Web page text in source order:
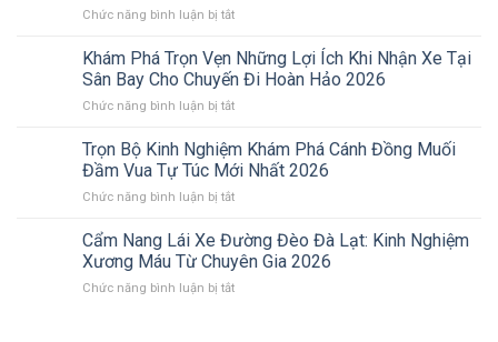
Mỹ:
Tác
Thiên
Nhiên
Giữa
Đất
Võ
Chức năng bình luận bị tắtở
Phá
Hồ
Núi
Một
Nhơn
Tân:
Tác
Nhiên
Giữa
Xứ
Khám Phá Trọn Vẹn Những Lợi Ích Khi Nhận Xe Tại
Sân Bay Cho Chuyến Đi Hoàn Hảo 2026
Chức năng bình luận bị tắtở
Phá
Trọn
Vẹn
Những
Ích
Khi
Nhận
Xe
Trọn Bộ Kinh Nghiệm Khám Phá Cánh Đồng Muối
Đầm Vua Tự Túc Mới Nhất 2026
Chức năng bình luận bị tắtở
Bộ
Kinh
Nghiệm
Khám
Cẩm Nang Lái Xe Đường Đèo Đà Lạt: Kinh Nghiệm
Xương Máu Từ Chuyên Gia 2026
Chức năng bình luận bị tắtở